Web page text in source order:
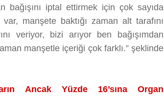
iptal ettirmek için çok sayıda
manşete baktığı zaman alt tarafını
veriyor, bizi arıyor ben bağışımdan
manşetle içeriği çok farklı.” şeklinde
Ancak Yüzde 16’sına Organ